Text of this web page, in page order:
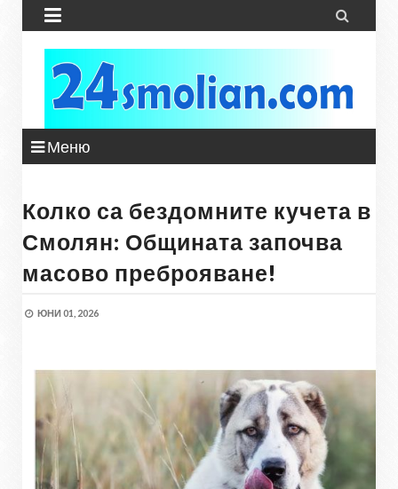
 
Меню
Колко са бездомните кучета в
Смолян: Общината започва
масово преброяване!
ЮНИ 01, 2026